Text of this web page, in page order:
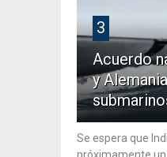
3
Acuerdo
y
Se espera que